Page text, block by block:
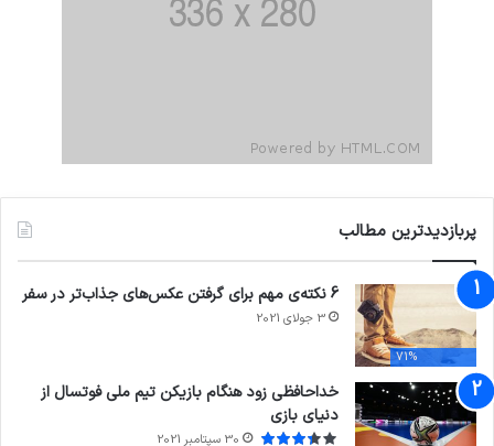
پربازدیدترین مطالب
71%
6 نکته‌ی مهم برای گرفتن عکس‌های جذاب‌تر در سفر
3 جولای 2021
خداحافظی زود هنگام بازیکن تیم ملی فوتسال از
دنیای بازی
30 سپتامبر 2021